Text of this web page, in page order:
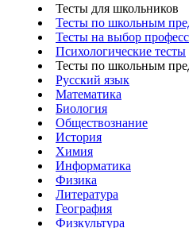
Тесты для школьников
Тесты по школьным
Тесты на выбор
Психологические тесты
Тесты по школьным
Русский язык
Математика
Биология
Обществознание
История
Химия
Информатика
Физика
Литература
География
Физкультура